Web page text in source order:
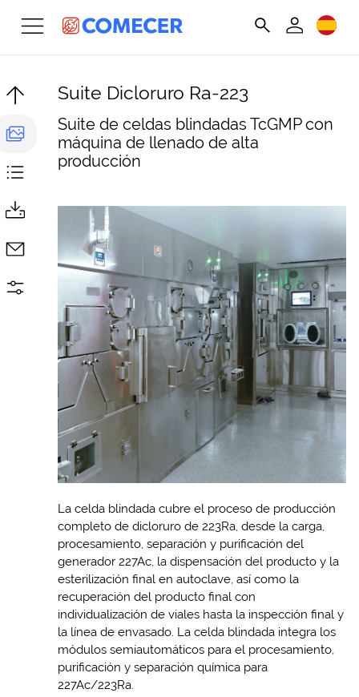
Suite Dicloruro Ra-223
Suite de celdas blindadas TcGMP con
máquina de llenado de alta
producción
La celda blindada cubre el proceso de producción
completo de dicloruro de 223Ra, desde la carga,
procesamiento, separación y purificación del
generador 227Ac, la dispensación del producto y la
esterilización final en autoclave, así como la
recuperación del producto final con
individualización de viales hasta la inspección final y
la línea de envasado. La celda blindada integra los
módulos semiautomáticos para el procesamiento,
purificación y separación química para
227Ac/223Ra.